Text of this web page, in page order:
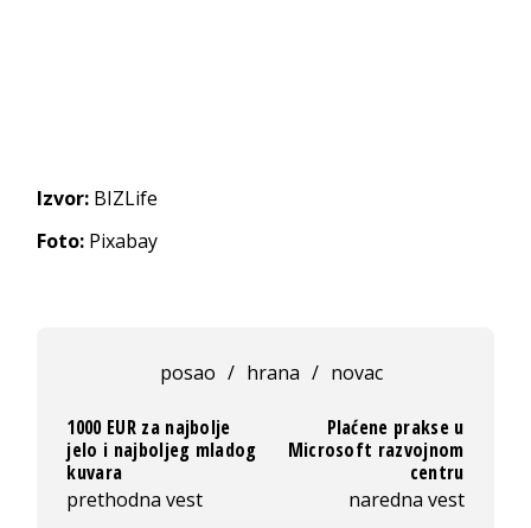
Izvor: BIZLife
Foto: Pixabay
posao / hrana / novac
1000 EUR za najbolje
jelo i najboljeg mladog
kuvara
prethodna vest
Plaćene prakse u
Microsoft razvojnom
centru
naredna vest